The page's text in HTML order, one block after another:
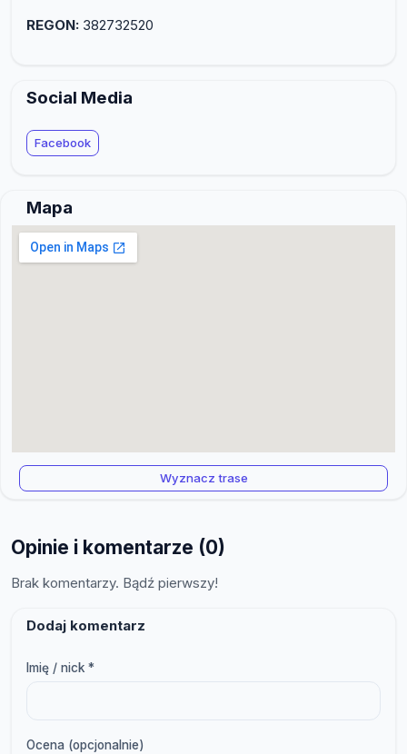
REGON: 382732520
Social Media
Facebook
Mapa
Wyznacz trase
Opinie i komentarze (0)
Brak komentarzy. Bądź pierwszy!
Dodaj komentarz
Imię / nick *
Ocena (opcjonalnie)